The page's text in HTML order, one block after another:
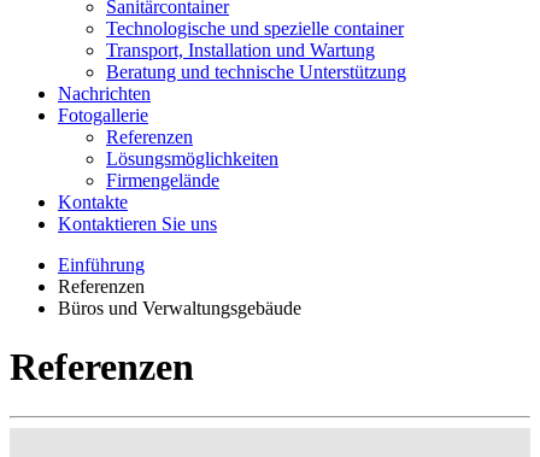
Sanitärcontainer
Technologische und spezielle container
Transport, Installation und Wartung
Beratung und technische Unterstützung
Nachrichten
Fotogallerie
Referenzen
Lösungsmöglichkeiten
Firmengelände
Kontakte
Kontaktieren Sie uns
Einführung
Referenzen
Büros und Verwaltungsgebäude
Referenzen